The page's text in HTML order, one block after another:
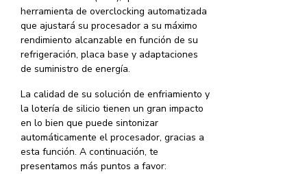
herramienta de overclocking automatizada
que ajustará su procesador a su máximo
rendimiento alcanzable en función de su
refrigeración, placa base y adaptaciones
de suministro de energía.
La calidad de su solución de enfriamiento y
la lotería de silicio tienen un gran impacto
en lo bien que puede sintonizar
automáticamente el procesador, gracias a
esta función. A continuación, te
presentamos más puntos a favor: